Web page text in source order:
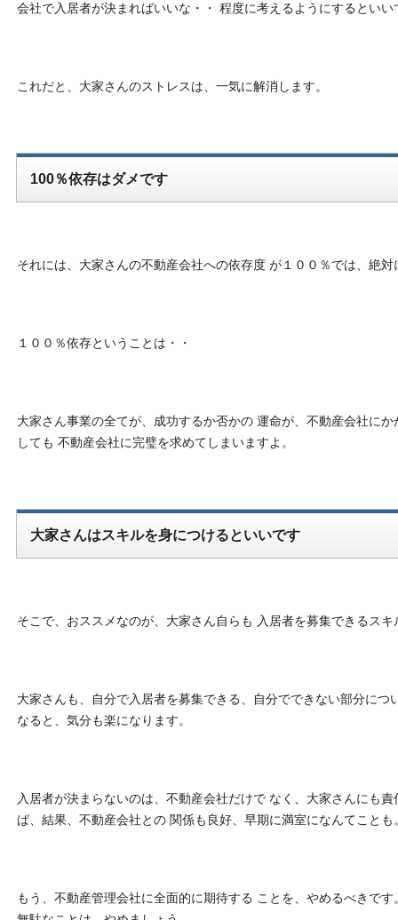
会社で入居者が決まればいいな・・ 程度に考えるようにするといい
これだと、大家さんのストレスは、一気に解消します。
100％依存はダメです
それには、大家さんの不動産会社への依存度 が１００ ％では、絶
１００ ％依存ということは・・
大家さん事業の全てが、成功するか否かの 運命が、不動産会社に
しても 不動産会社に完璧を求めてしまいますよ。
大家さんはスキルを身につけるといいです
そこで、おススメなのが、大家さん自らも 入居者を募集できるス
大家さんも、自分で入居者を募集できる、自分でできない部分につ
なると、気分も楽になります。
入居者が決まらないのは、不動産会社だけで なく、大家さんにも
ば、結果、不動産会社との 関係も良好、早期に満室になんてことも
もう、不動産管理会社に全面的に期待する ことを、やめるべきです